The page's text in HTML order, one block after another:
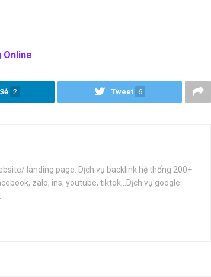
Online
2 Tweet 6
landing page. Dịch vụ backlink hệ thống 200+
zalo, ins, youtube, tiktok,..Dịch vụ google